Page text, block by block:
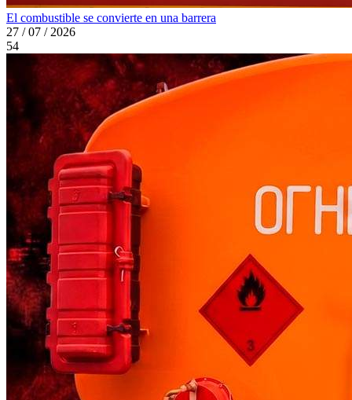
El combustible se convierte en una barrera
27 / 07 / 2026
54